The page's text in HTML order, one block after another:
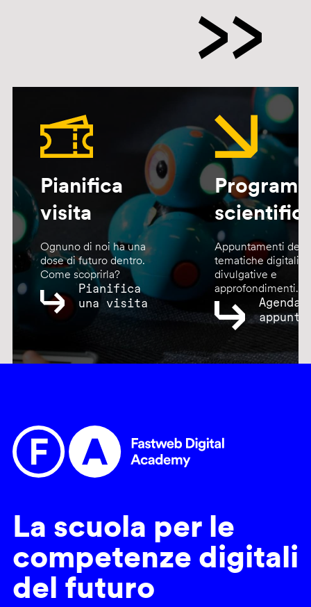
Pianifica
visita
Ognuno di noi ha una
dose di futuro dentro.
Come scoprirla?
Pianifica
una visita
Appuntamenti
tematiche digitali,
divulgative e
approfondimenti.
Agenda
La scuola per le
competenze digitali
del futuro